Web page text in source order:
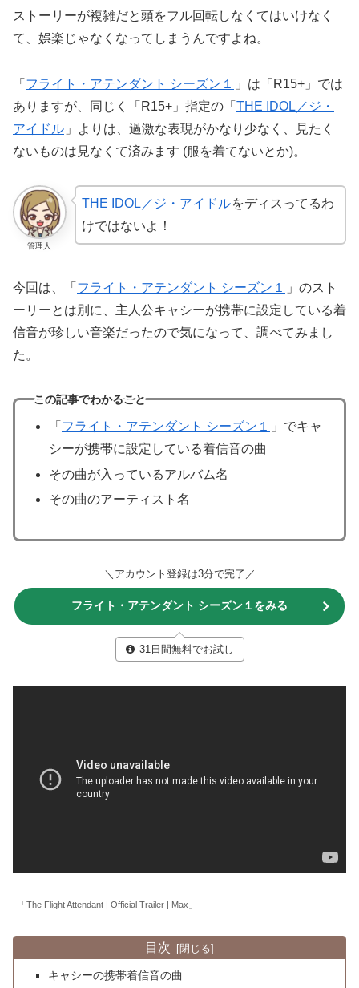
ストーリーが複雑だと頭をフル回転しなくてはいけなく
て、娯楽じゃなくなってしまうんですよね。
「 フライト・アテンダント シーズン１
」は「R15+」では
ありますが、同じく「R15+」指定の「 THE IDOL／ジ・
アイドル 」よりは、過激な表現がかなり少なく、見たく
ないものは見なくて済みます (服を着てないとか)。
管理人
THE IDOL／ジ・アイドル をディスってるわ
けではないよ！
今回は、「 フライト・アテンダント シーズン１
」のスト
ーリーとは別に、主人公キャシーが携帯に設定している着
信音が珍しい音楽だったので気になって、調べてみまし
た。
この記事でわかること
「 フライト・アテンダント シーズン１
」でキャ
シーが携帯に設定している着信音の曲
その曲が入っているアルバム名
その曲のアーティスト名
＼アカウント登録は3分で完了／
フライト・アテンダント シーズン１をみる
31日間無料でお試し
「The Flight Attendant | Official Trailer | Max」
目次
キャシーの携帯着信音の曲